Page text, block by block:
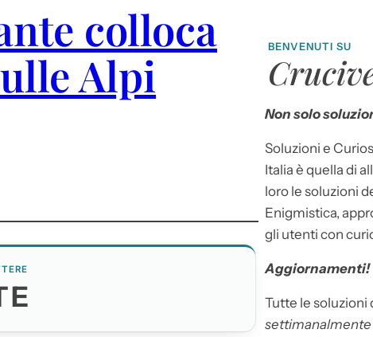
colloca
Alpi
BENVENUTI SU
Non solo
Soluzioni e
Italia è quella di
loro le soluzioni
Enigmistica,
gli utenti con
Aggiornamenti!
Tutte le soluzioni
settimanalmente